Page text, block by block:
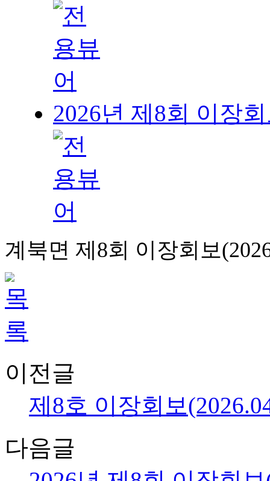
2026년 제8회 이장
계북면 제8회 이장회보
이전글
제8호 이장회보
다음글